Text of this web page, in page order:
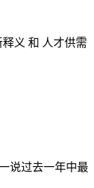
说过去一年中最